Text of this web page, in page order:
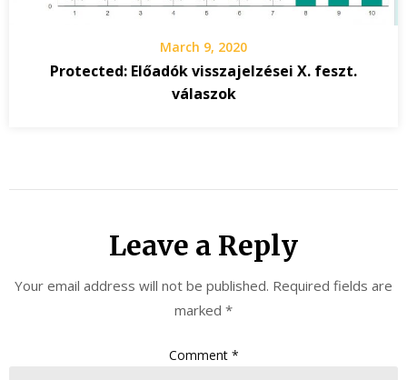
March 9, 2020
Protected: Előadók visszajelzései X. feszt.
válaszok
Leave a Reply
Your email address will not be published. Required fields are
marked *
Comment *